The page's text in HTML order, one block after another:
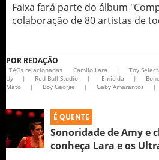
Faixa fará parte do álbum
colaboração de 80 artistas de
POR REDAÇÃO
TAGs relacionadas Camilo Lara | Toy
Uy
| Red Bull Studio | Emicida |
Mato
| Boy George | Gaby Amarantos |
É QUENTE
Sonoridade de Amy e
conheça Lara e os